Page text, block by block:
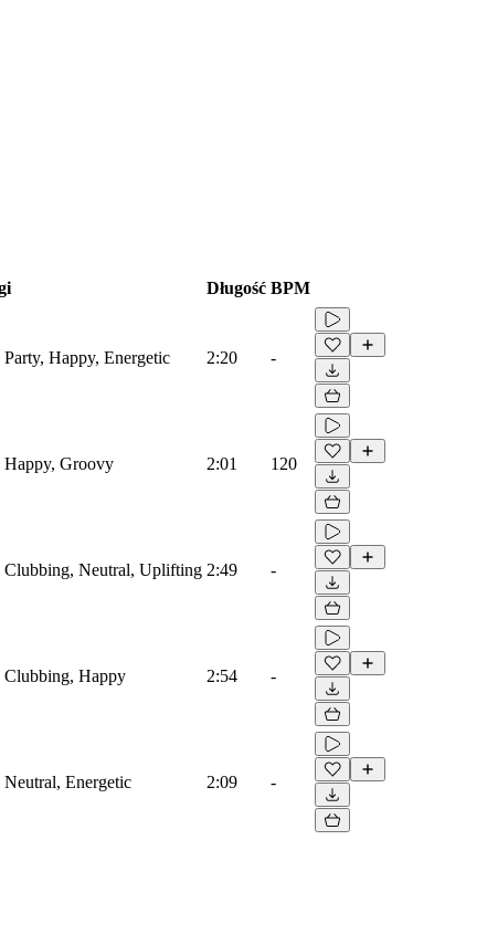
Długość BPM
Happy, Energetic 2:20 -
Happy, Groovy 2:01 120
Clubbing, Neutral, Uplifting 2:49 -
Clubbing, Happy 2:54 -
Energetic 2:09 -